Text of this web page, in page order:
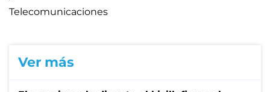
Telecomunicaciones
Ver más